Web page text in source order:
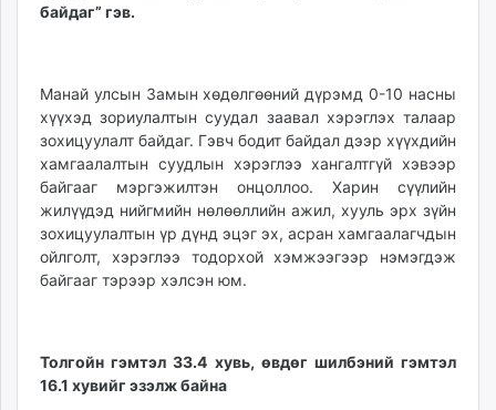
байдаг” гэв.
Манай улсын Замын хөдөлгөөний дүрэмд 0-10 насны
хүүхэд зориулалтын суудал заавал хэрэглэх талаар
зохицуулалт байдаг. Гэвч бодит байдал дээр хүүхдийн
хамгаалалтын суудлын хэрэглээ хангалтгүй хэвээр
байгааг мэргэжилтэн онцоллоо. Харин сүүлийн
жилүүдэд нийгмийн нөлөөллийн ажил, хууль эрх зүйн
зохицуулалтын үр дүнд эцэг эх, асран хамгаалагчдын
ойлголт, хэрэглээ тодорхой хэмжээгээр нэмэгдэж
байгааг тэрээр хэлсэн юм.
Толгойн гэмтэл 33.4 хувь, өвдөг шилбэний гэмтэл
16.1 хувийг эзэлж байна